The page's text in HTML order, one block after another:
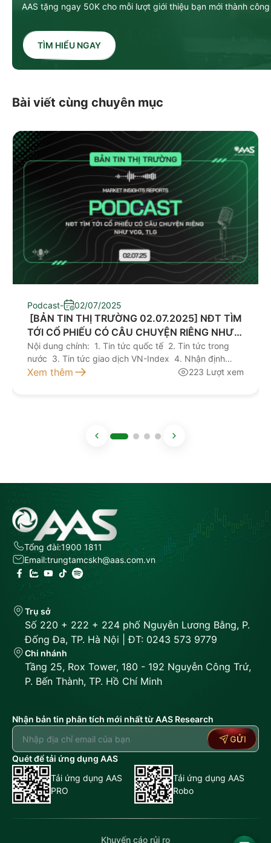
AAS tặng ngay 50K cho mỗi lượt giới thiệu bạn mới thành công
TÌM HIỂU NGAY
Bài viết cùng chuyên mục
Podcast- 02/07/2025
​ [BẢN TIN THỊ TRƯỜNG 02.07.2025] NĐT TÌM
TỚI CỔ PHIẾU CÓ CÂU CHUYỆN RIÊNG NHƯ
VCG, TLG
Nội dung chính: 1. Tin tức quốc tế 2. Tin tức trong
nước 3. Tin tức giao dịch VN-Index 4. Nhận định
giao dịch 5. Khuyến nghị đầu tư Kính mời quý nhà
Xem thêm 223 Lượt xem
Tổng đài:1900 1811
Email:trungtamcskh@aas.com.vn
Trụ sở
Số 220 + 222 + 224 phố Nguyễn Lương Bằng, P.
Đống Đa, TP. Hà Nội | ĐT: 0243 573 9779
Chi nhánh
Tầng 25, Rox Tower, 180 - 192 Nguyễn Công Trứ,
P. Bến Thành, TP. Hồ Chí Minh
Nhận bản tin phân tích mới nhất từ AAS Research
GỬI
Quét để tải ứng dụng AAS
Tải ứng dụng AAS
PRO
Tải ứng dụng AAS
Robo
Khuyến cáo rủi ro